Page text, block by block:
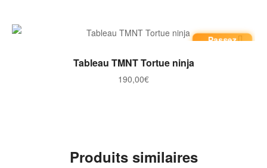
Passez
AJOUTER AU PANIER
Tableau TMNT Tortue ninja
190,00€
Produits similaires